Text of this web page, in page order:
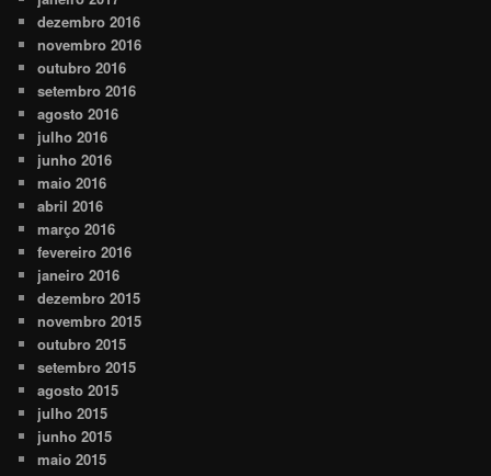
dezembro 2016
novembro 2016
outubro 2016
setembro 2016
agosto 2016
julho 2016
junho 2016
maio 2016
abril 2016
março 2016
fevereiro 2016
janeiro 2016
dezembro 2015
novembro 2015
outubro 2015
setembro 2015
agosto 2015
julho 2015
junho 2015
maio 2015